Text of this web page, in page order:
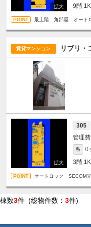
9階
最上階 角部屋 オート
賃貸マンション リブリ・
305
敷 0
3階
オートロック SECOM
棟数3件 (総物件数： 3件)